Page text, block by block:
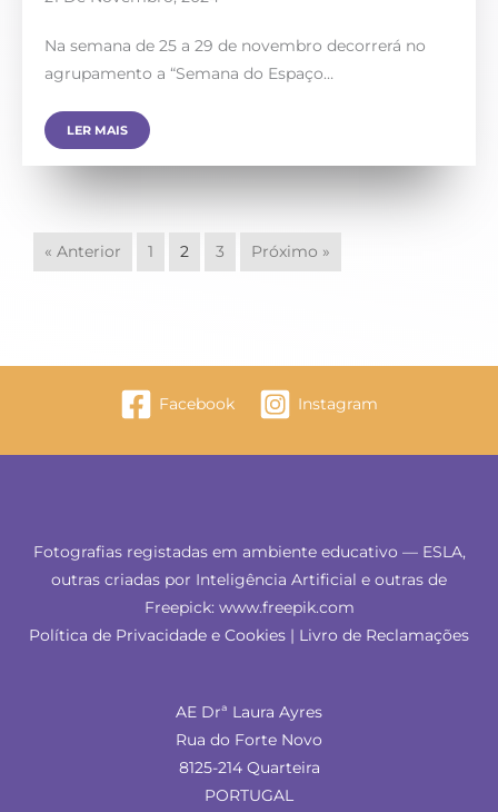
Na semana de 25 a 29 de novembro decorrerá no
agrupamento a “Semana do Espaço…
LER MAIS
« Anterior 1 2 3 Próximo »
Facebook Instagram
Fotografias registadas em ambiente educativo — ESLA,
outras criadas por Inteligência Artificial e outras de
Freepick: www.freepik.com
Política de Privacidade e Cookies | Livro de Reclamações
AE Drª Laura Ayres
Rua do Forte Novo
8125-214 Quarteira
PORTUGAL